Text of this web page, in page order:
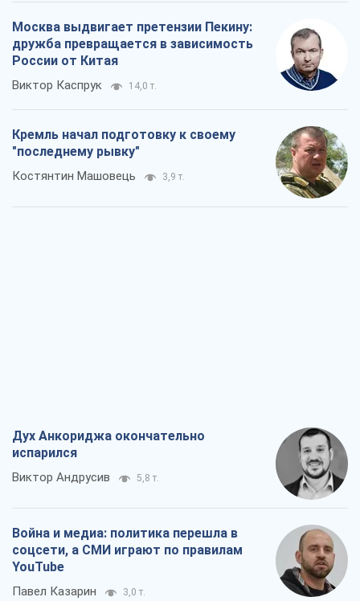
Москва выдвигает претензии Пекину:
дружба превращается в зависимость
России от Китая
Виктор Каспрук 14,0 т.
Кремль начал подготовку к своему
"последнему рывку"
Костянтин Машовець 3,9 т.
Дух Анкориджа окончательно
испарился
Виктор Андрусив 5,8 т.
Война и медиа: политика перешла в
соцсети, а СМИ играют по правилам
YouTube
Павел Казарин 3,0 т.